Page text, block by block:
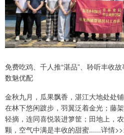
免费吃鸡、千人推“湛品”、聆听丰收
数魅优配
金秋九月，瓜果飘香，湛江大地处处
在林下悠闲踱步，羽翼泛着金光；藤
轻摘，连同喜悦装进箩筐；田地上，
颗，空气中满是丰收的甜蜜......详情